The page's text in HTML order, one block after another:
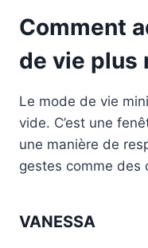
Comment
de vie plus
Le mode de vie
vide. C’est une
une manière de
gestes comme des
VANESSA